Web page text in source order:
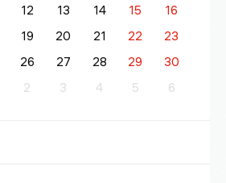
12 13 14 15
16
19 20 21 22
23
26 27 28 29
30
2 3 4 5 6